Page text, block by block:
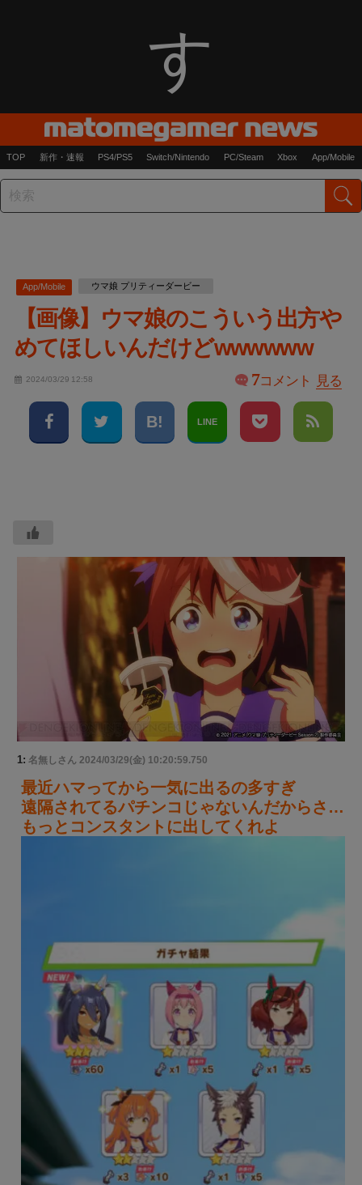
す
TOP 新作・速報 PS4/PS5 Switch/Nintendo PC/Steam Xbox App/Mobile
App/Mobile ウマ娘 プリティーダービー
【画像】ウマ娘のこういう出方や
めてほしいんだけどwwwwww
2024/03/29 12:58 7コメント 見る
LINE
1: 名無しさん 2024/03/29(金) 10:20:59.750
最近ハマってから一気に出るの多すぎ
遠隔されてるパチンコじゃないんだからさ…
もっとコンスタントに出してくれよ